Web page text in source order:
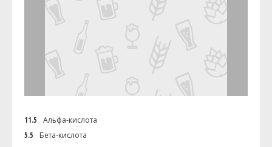
11.5
Альфа-кислота
5.5
Бета-кислота